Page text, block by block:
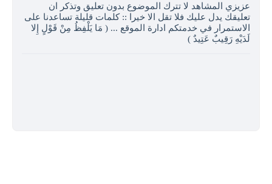
عزيزي المشاهد لا تترك الموضوع بدون تعليق وتذكر ان
تعليقك يدل عليك فلا تقل الا خيرا :: كلمات قليلة تساعدنا على
الاستمرار في خدمتكم ادارة الموقع ... ( مَا يَلْفِظُ مِنْ قَوْلٍ إِلا
لَدَيْهِ رَقِيبٌ عَتِيدٌ )